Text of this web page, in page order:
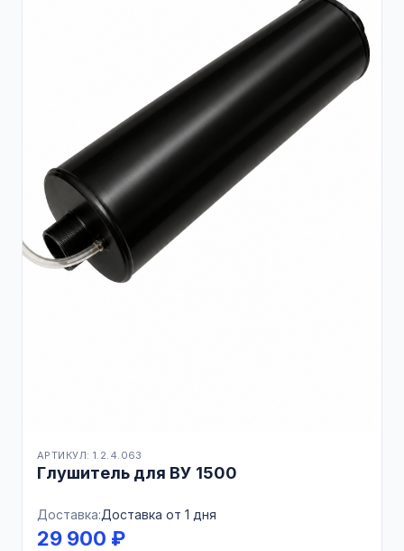
АРТИКУЛ: 1.2.4.063
Глушитель для ВУ 1500
Доставка:Доставка от 1 дня
29 900 ₽